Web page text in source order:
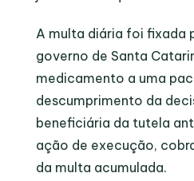
A multa diária foi fixada
governo de Santa
medicamento a uma
descumprimento da
beneficiária da tutela
ação de execução,
da multa acumulada.